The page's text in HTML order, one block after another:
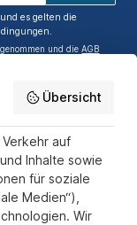
es gelten die
.
und dieAGB
Übersicht
auf
Inhalte sowie
für soziale
Medien“),
Wir